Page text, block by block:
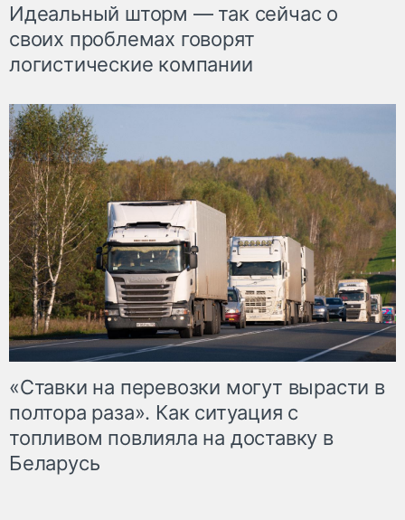
Идеальный шторм — так сейчас о
своих проблемах говорят
логистические компании
«Ставки на перевозки могут вырасти в
полтора раза». Как ситуация с
топливом повлияла на доставку в
Беларусь